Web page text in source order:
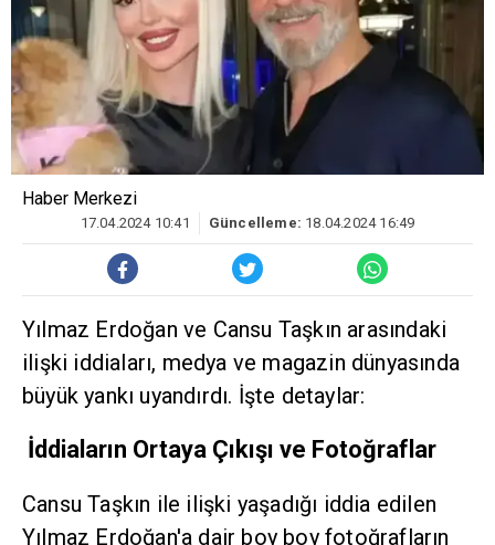
Haber Merkezi
17.04.2024 10:41 Güncelleme: 18.04.2024 16:49
Yılmaz Erdoğan ve Cansu Taşkın arasındaki
ilişki iddiaları, medya ve magazin dünyasında
büyük yankı uyandırdı. İşte detaylar:
İddiaların Ortaya Çıkışı ve Fotoğraflar
Cansu Taşkın ile ilişki yaşadığı iddia edilen
Yılmaz Erdoğan'a dair boy boy fotoğrafların